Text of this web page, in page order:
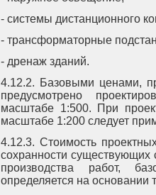
- системы дистанционного
- трансформаторные
- дренаж зданий.
4.12.2. Базовыми ценами,
предусмотрено
масштабе 1:500. При
масштабе 1:200 следует
4.12.3. Стоимость
сохранности
производства работ,
определяется на основании